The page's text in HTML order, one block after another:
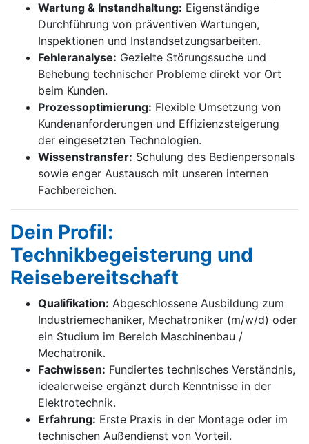
Wartung & Instandhaltung: Eigenständige
Durchführung von präventiven Wartungen,
Inspektionen und Instandsetzungsarbeiten.
Fehleranalyse: Gezielte Störungssuche und
Behebung technischer Probleme direkt vor Ort
beim Kunden.
Prozessoptimierung: Flexible Umsetzung von
Kundenanforderungen und Effizienzsteigerung
der eingesetzten Technologien.
Wissenstransfer: Schulung des Bedienpersonals
sowie enger Austausch mit unseren internen
Fachbereichen.
Dein Profil:
Technikbegeisterung und
Reisebereitschaft
Qualifikation: Abgeschlossene Ausbildung zum
Industriemechaniker, Mechatroniker (m/w/d) oder
ein Studium im Bereich Maschinenbau /
Mechatronik.
Fachwissen: Fundiertes technisches Verständnis,
idealerweise ergänzt durch Kenntnisse in der
Elektrotechnik.
Erfahrung: Erste Praxis in der Montage oder im
technischen Außendienst von Vorteil.